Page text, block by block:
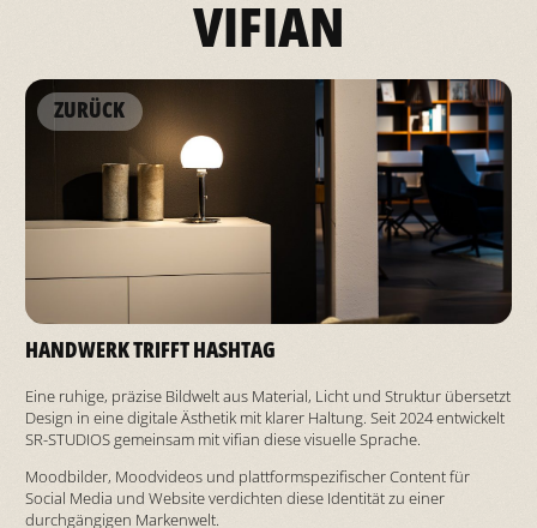
VIFIAN
ZURÜCK
HANDWERK TRIFFT HASHTAG
Eine ruhige, präzise Bildwelt aus Material, Licht und Struktur übersetzt
Design in eine digitale Ästhetik mit klarer Haltung. Seit 2024 entwickelt
SR-STUDIOS gemeinsam mit vifian diese visuelle Sprache.
Moodbilder, Moodvideos und plattformspezifischer Content für
Social Media und Website verdichten diese Identität zu einer
durchgängigen Markenwelt.